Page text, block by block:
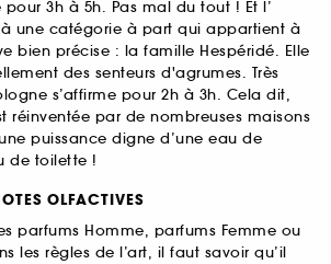
3h à 5h. Pas mal du tout ! Et l’
une catégorie à part qui appartient à
bien précise : la famille Hespéridé. Elle
des senteurs d'agrumes. Très
s’affirme pour 2h à 3h. Cela dit,
réinventée par de nombreuses maisons
puissance digne d’une eau de
de toilette !
OLFACTIVES
parfums Homme, parfums Femme ou
les règles de l’art, il faut savoir qu’il